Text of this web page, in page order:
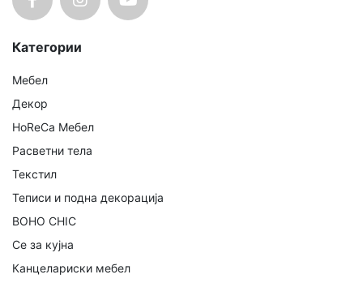
Категории
Мебел
Декор
HoReCa Мебел
Расветни тела
Текстил
Теписи и подна декорација
BOHO CHIC
Се за кујна
Канцелариски мебел